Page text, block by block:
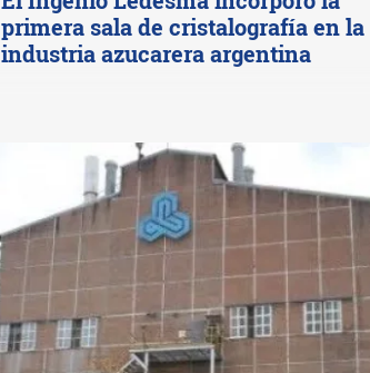
primera sala de cristalografía en la
industria azucarera argentina